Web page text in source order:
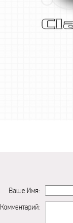
Ваше Имя:
Комментарий: